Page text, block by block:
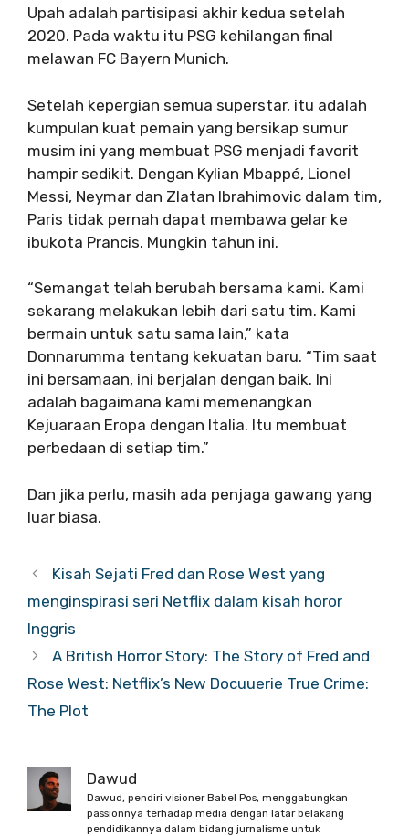
Upah adalah partisipasi akhir kedua setelah
2020. Pada waktu itu PSG kehilangan final
melawan FC Bayern Munich.
Setelah kepergian semua superstar, itu adalah
kumpulan kuat pemain yang bersikap sumur
musim ini yang membuat PSG menjadi favorit
hampir sedikit. Dengan Kylian Mbappé, Lionel
Messi, Neymar dan Zlatan Ibrahimovic dalam tim,
Paris tidak pernah dapat membawa gelar ke
ibukota Prancis. Mungkin tahun ini.
“Semangat telah berubah bersama kami. Kami
sekarang melakukan lebih dari satu tim. Kami
bermain untuk satu sama lain,” kata
Donnarumma tentang kekuatan baru. “Tim saat
ini bersamaan, ini berjalan dengan baik. Ini
adalah bagaimana kami memenangkan
Kejuaraan Eropa dengan Italia. Itu membuat
perbedaan di setiap tim.”
Dan jika perlu, masih ada penjaga gawang yang
luar biasa.
Kisah Sejati Fred dan Rose West yang
menginspirasi seri Netflix dalam kisah horor
Inggris
A British Horror Story: The Story of Fred and
Rose West: Netflix’s New Docuuerie True Crime:
The Plot
Dawud
Dawud, pendiri visioner Babel Pos, menggabungkan
passionnya terhadap media dengan latar belakang
pendidikannya dalam bidang jurnalisme untuk